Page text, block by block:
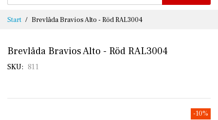
Start Brevlåda Bravios Alto - Röd RAL3004
Brevlåda Bravios Alto - Röd RAL3004
SKU 811
-10%